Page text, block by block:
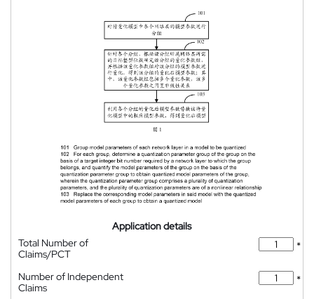
Application details
Total Number of
Claims/PCT
*
Number of Independent
Claims
*